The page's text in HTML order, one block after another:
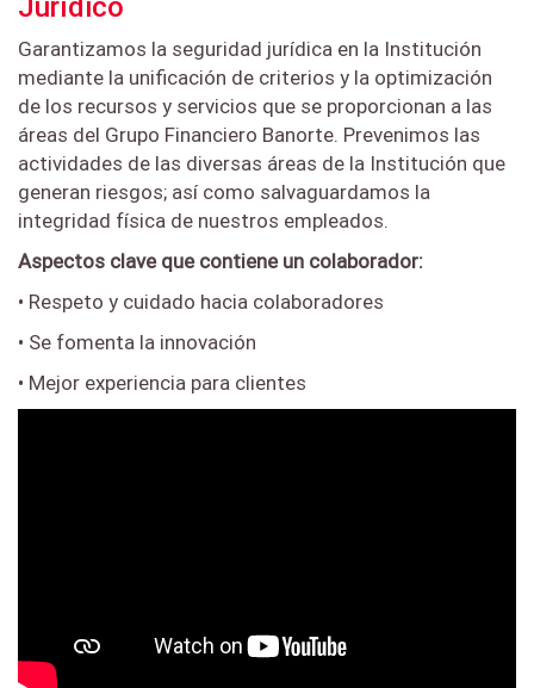
Garantizamos la seguridad jurídica en la Institución
mediante la unificación de criterios y la optimización
de los recursos y servicios que se proporcionan a las
áreas del Grupo Financiero Banorte. Prevenimos las
actividades de las diversas áreas de la Institución que
generan riesgos; así como salvaguardamos la
integridad física de nuestros empleados.
Aspectos clave que contiene un colaborador:
• Respeto y cuidado hacia colaboradores
• Se fomenta la innovación
• Mejor experiencia para clientes